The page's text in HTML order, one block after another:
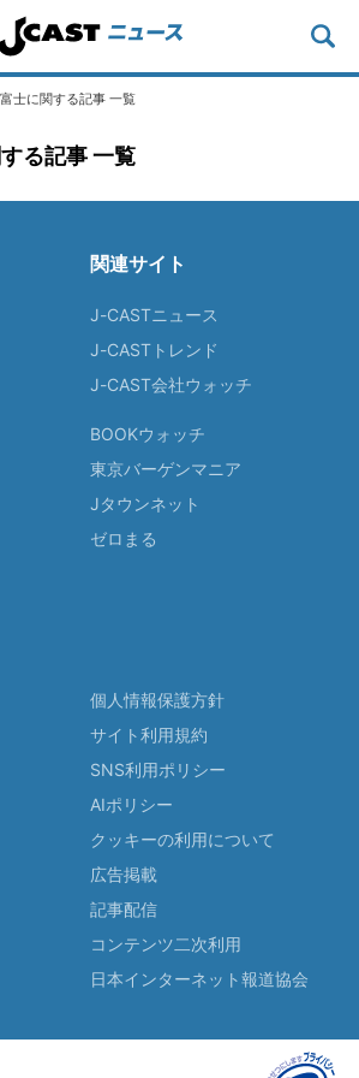
士に関する記事 一覧
る記事 一覧
関連サイト
J-CASTニュース
J-CASTトレンド
J-CAST会社ウォッチ
BOOKウォッチ
東京バーゲンマニア
Jタウンネット
ゼロまる
個人情報保護方針
サイト利用規約
SNS利用ポリシー
AIポリシー
クッキーの利用について
広告掲載
記事配信
コンテンツ二次利用
日本インターネット報道協会